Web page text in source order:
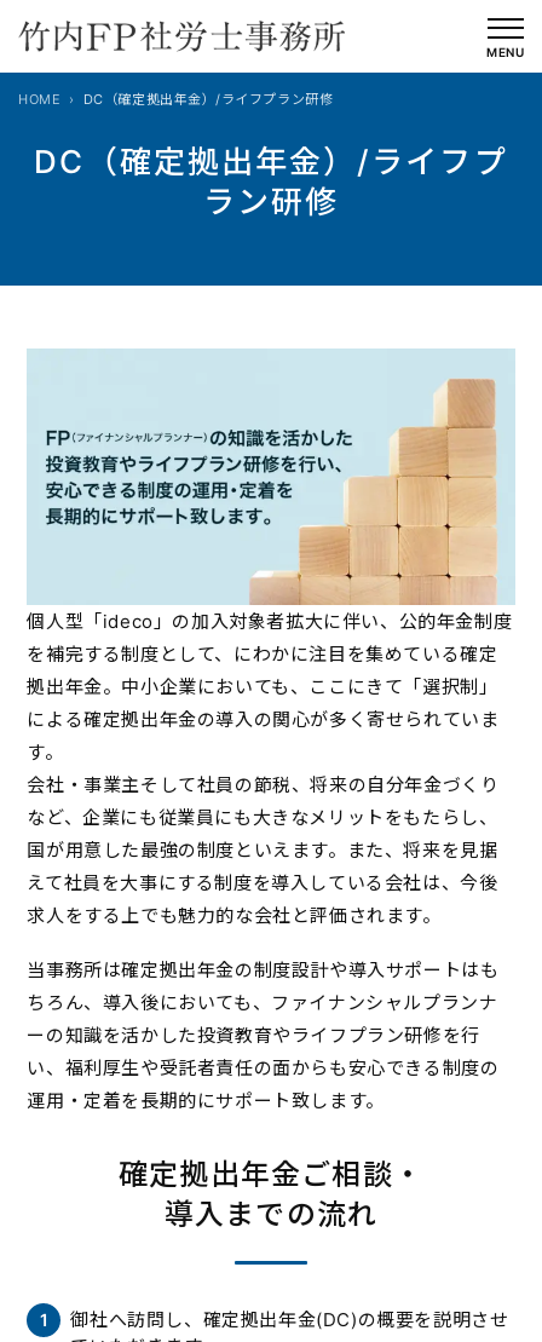
を
MENU
DC（確定拠出年金）/ライフプ
ラン研修
HOME DC（確定拠出年金）/ライフプラン研修
個人型「ideco」の加入対象者拡大に伴い、公的年金制度
を補完する制度として、にわかに注目を集めている確定
拠出年金。中小企業においても、ここにきて「選択制」
による確定拠出年金の導入の関心が多く寄せられていま
す。
会社・事業主そして社員の節税、将来の自分年金づくり
など、企業にも従業員にも大きなメリットをもたらし、
国が用意した最強の制度といえます。また、将来を見据
えて社員を大事にする制度を導入している会社は、今後
求人をする上でも魅力的な会社と評価されます。
当事務所は確定拠出年金の制度設計や導入サポートはも
ちろん、導入後においても、ファイナンシャルプランナ
ーの知識を活かした投資教育やライフプラン研修を行
い、福利厚生や受託者責任の面からも安心できる制度の
運用・定着を長期的にサポート致します。
確定拠出年金ご相談・
導入までの流れ
御社へ訪問し、確定拠出年金(DC)の概要を説明させ